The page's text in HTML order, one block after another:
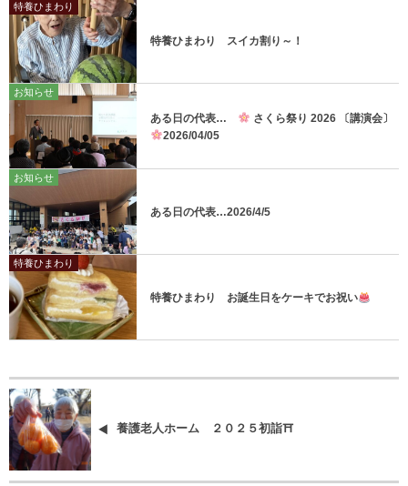
特養ひまわり
特養ひまわり スイカ割り～！
お知らせ
ある日の代表…
さくら祭り 2026 〔講演会〕
2026/04/05
お知らせ
ある日の代表…2026/4/5
特養ひまわり
特養ひまわり お誕生日をケーキでお祝い
養護老人ホーム ２０２５初詣⛩